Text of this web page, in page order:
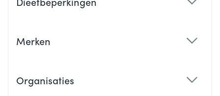
Merken
Organisaties